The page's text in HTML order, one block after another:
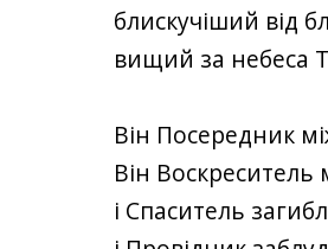
блискучіший від
вищий за небеса
Він Посередник
Він Воскреситель
і Спаситель